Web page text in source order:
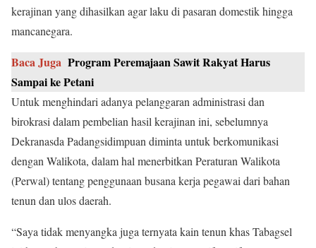
kerajinan yang dihasilkan agar laku di pasaran domestik hingga
mancanegara.
Baca Juga Program Peremajaan Sawit Rakyat Harus
Sampai ke Petani
Untuk menghindari adanya pelanggaran administrasi dan
birokrasi dalam pembelian hasil kerajinan ini, sebelumnya
Dekranasda Padangsidimpuan diminta untuk berkomunikasi
dengan Walikota, dalam hal menerbitkan Peraturan Walikota
(Perwal) tentang penggunaan busana kerja pegawai dari bahan
tenun dan ulos daerah.
“Saya tidak menyangka juga ternyata kain tenun khas Tabagsel